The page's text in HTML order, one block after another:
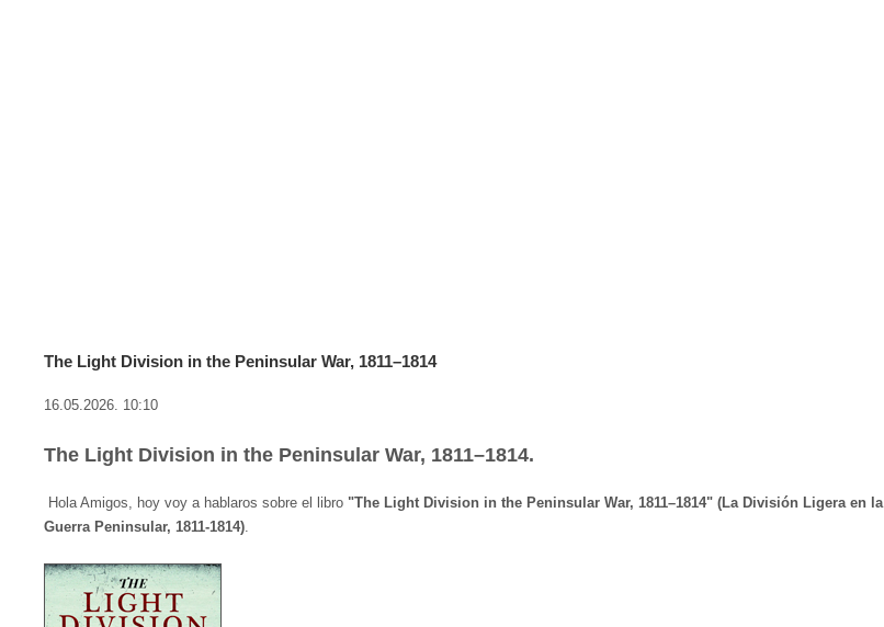
The Light Division in the Peninsular War, 1811–1814
16.05.2026. 10:10
The Light Division in the Peninsular War, 1811–1814.
Hola Amigos, hoy voy a hablaros sobre el libro "The Light Division in the Peninsular War, 1811–1814" (La División Ligera en la
Guerra Peninsular, 1811-1814)